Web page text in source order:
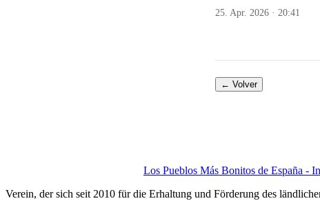
25. Apr. 2026 · 20:41
← Volver
Los Pueblos Más Bonitos de España -
Verein, der sich seit 2010 für die Erhaltung und Förderung des